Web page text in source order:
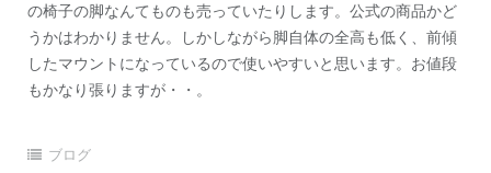
の椅子の脚なんてものも売っていたりします。公式の商品かど
うかはわかりません。しかしながら脚自体の全高も低く、前傾
したマウントになっているので使いやすいと思います。お値段
もかなり張りますが・・。
ブログ